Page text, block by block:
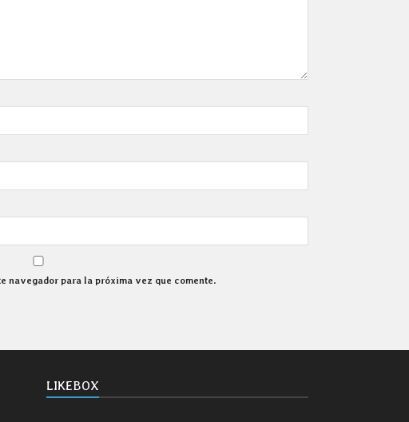
navegador para la próxima vez que comente.
LIKEBOX